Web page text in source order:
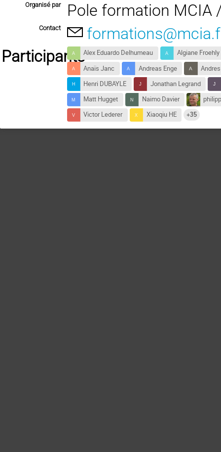
Organisé par Pole formation MCIA
Contact
ParticipantsAlex Eduardo Delhumeau
Algiane Froehly
Anaïs Janc
Andreas Enge
Henri DUBAYLE
Jonathan Legrand
Matt Hugget
Naimo Davier
Victor Lederer
Xiaoqiu HE +35